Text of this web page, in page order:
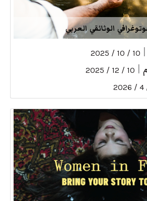
الوثائقي العربي
10 / 10 / 2025
10 / 12 / 2025